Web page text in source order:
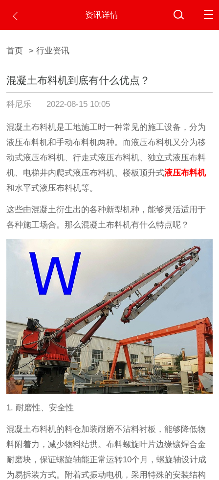
资讯详情
首页 > 行业资讯
混凝土布料机到底有什么优点？
科尼乐 2022-08-15 10:05
混凝土布料机是工地施工时一种常见的施工设备，分为
液压布料机和手动布料机两种。而液压布料机又分为移
动式液压布料机、行走式液压布料机、独立式液压布料
机、电梯井内爬式液压布料机、楼板顶升式液压布料机
和水平式液压布料机等。
这些由混凝土衍生出的各种新型机种，能够灵活适用于
各种施工场合。那么混凝土布料机有什么特点呢？
1. 耐磨性、安全性
混凝土布料机的料仓加装耐磨不沾料衬板，能够降低物
料附着力，减少物料结拱。布料螺旋叶片边缘镶焊合金
耐磨块，保证螺旋轴能正常运转10个月，螺旋轴设计成
为易拆装方式。附着式振动电机，采用特殊的安装结构